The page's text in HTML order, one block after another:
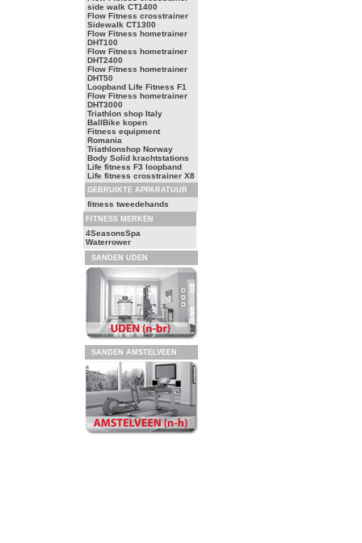
side walk CT1400
Flow Fitness crosstrainer
Sidewalk CT1300
Flow Fitness hometrainer
DHT100
Flow Fitness hometrainer
DHT2400
Flow Fitness hometrainer
DHT50
Loopband Life Fitness F1
Flow Fitness hometrainer
DHT3000
Triathlon shop Italy
BallBike kopen
Fitness equipment
Romania
Triathlonshop Norway
Body Solid krachtstations
Life fitness F3 loopband
Life fitness crosstrainer X8
GEBRUIKTE APPARATUUR
fitness tweedehands
FITNESS MERKEN
4SeasonsSpa
Waterrower
SANDEN UDEN
SANDEN AMSTELVEEN